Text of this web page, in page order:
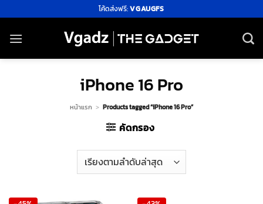
ไป
ยัง
โค้ดส่งฟรี:VGAUGFS
iPhone 16 Pro
หน้าแรก > Products tagged “iPhone 16 Pro”
คัดกรอง